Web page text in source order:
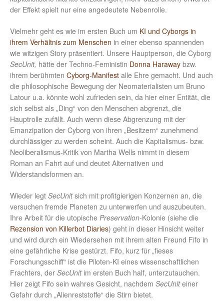
der Effekt spielt nur eine angedeutete Nebenrolle.
Vielmehr geht es wie im ersten Buch um KI und Cyborgs in
ihrem Verhältnis zum Menschen in einer ebenso spannenden
wie witzigen Story präsentiert. Unsere Hauptperson, die Cyborg
SecUnit, hätte der Techno-Feministin Donna Haraway bzw.
ihrem berühmten Cyborg-Manifest alle Ehre gemacht. Und auch
die philosophische Bewegung der Neomaterialisten um Bruno
Latour u.a. könnte wohl zufrieden sein, da hier einer Entität, die
sich selbst als „Ding“ von den Menschen abgrenzt, die
Hauptrolle zufällt. Auch wenn diese Abgrenzung mit der
Emanzipation der Cyborg von ihren „Besitzern“ zunehmend
durchlässiger zu werden scheint. Auch die Kapitalismus- bzw.
Neoliberalismus-Kritik von Martha Wells nimmt in diesem
Roman an Fahrt auf und deutet Alternativen und
Widerstandsformen an.
Wieder legt SecUnitsich mit profitgierigen Konzernen an, die
versuchen fremde Planeten zu unterwerfen und auszubeuten.
Ihre Arbeit für die utopische Preservation-Kolonie (siehe die
Rezension von Killerbot Diaries) geht in dieser Hinsicht weiter
und wird durch ein Wiedersehen mit ihrem alten Freund Fifo in
eine gefährliche Krise gestürzt. Fifo, kurz für „fieses
Forschungsschiff“ ist die Piloten-KI eines wissenschaftlichen
Frachters, der SecUnitim ersten Buch half, unterzutauchen.
Hier zeigt Fifo sein wahres Gesicht, nachdem SecUniteiner
Gefahr durch „Alienreststoffe“ die Stirn bietet.